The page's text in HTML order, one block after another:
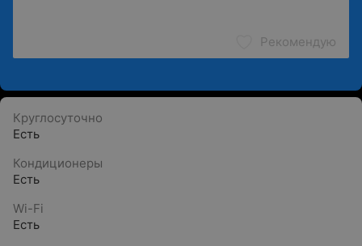
Рекомендую
Круглосуточно
Есть
Кондиционеры
Есть
Wi-Fi
Есть